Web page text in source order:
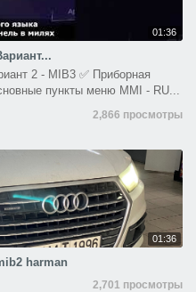
01:36
2 - MIB3 ✅ Приборная
пункты меню MMI - RU...
2,866 просмотры
01:36
harman
2,701 просмотры